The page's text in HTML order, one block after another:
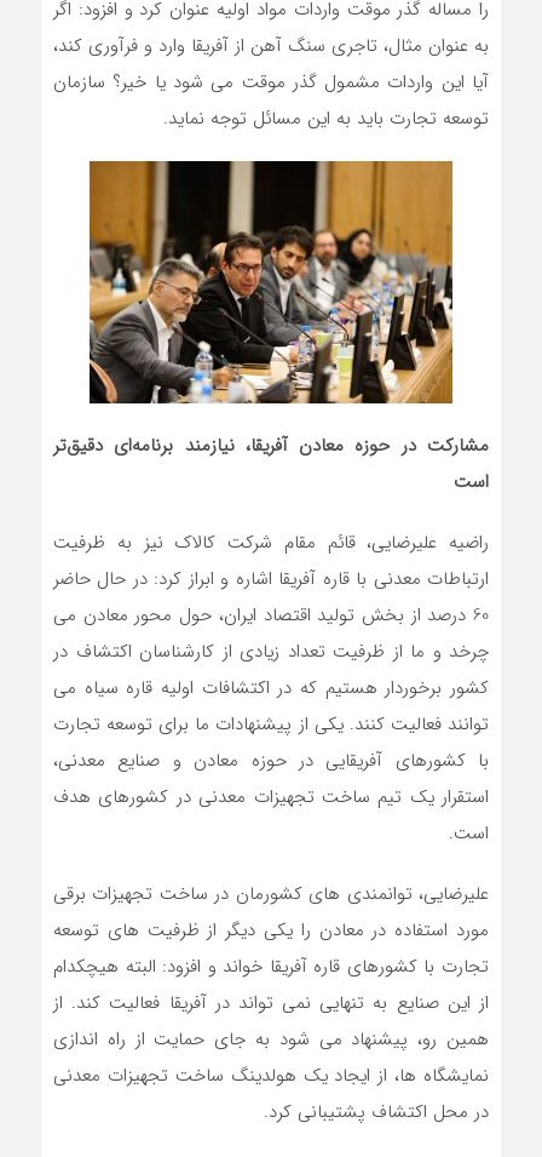
را مساله گذر موقت واردات مواد اولیه عنوان کرد و افزود: اگر
به عنوان مثال، تاجری سنگ آهن از آفریقا وارد و فرآوری کند،
آیا این واردات مشمول گذر موقت می شود یا خیر؟ سازمان
توسعه تجارت باید به این مسائل توجه نماید.
مشارکت در حوزه معادن آفریقا، نیازمند برنامه‌ای دقیق‌تر
است
راضیه علیرضایی، قائم مقام شرکت کالاک نیز به ظرفیت
ارتباطات معدنی با قاره آفریقا اشاره و ابراز کرد: در حال حاضر
60 درصد از بخش تولید اقتصاد ایران، حول محور معادن می
چرخد و ما از ظرفیت تعداد زیادی از کارشناسان اکتشاف در
کشور برخوردار هستیم که در اکتشافات اولیه قاره سیاه می
توانند فعالیت کنند. یکی از پیشنهادات ما برای توسعه تجارت
با کشورهای آفریقایی در حوزه معادن و صنایع معدنی،
استقرار یک تیم ساخت تجهیزات معدنی در کشورهای هدف
است.
علیرضایی، توانمندی های کشورمان در ساخت تجهیزات برقی
مورد استفاده در معادن را یکی دیگر از ظرفیت های توسعه
تجارت با کشورهای قاره آفریقا خواند و افزود: البته هیچکدام
از این صنایع به تنهایی نمی تواند در آفریقا فعالیت کند. از
همین رو، پیشنهاد می شود به جای حمایت از راه اندازی
نمایشگاه ها، از ایجاد یک هولدینگ ساخت تجهیزات معدنی
در محل اکتشاف پشتیبانی کرد.